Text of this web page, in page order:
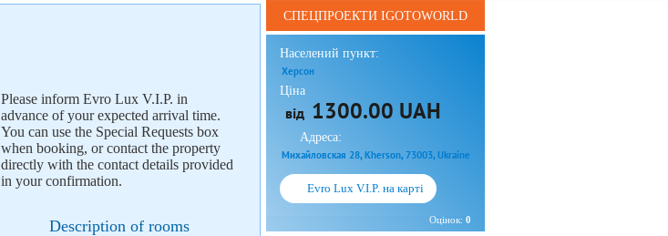
Please inform Evro Lux V.I.P. in
advance of your expected arrival time.
You can use the Special Requests box
when booking, or contact the property
directly with the contact details provided
in your confirmation.
Description of rooms
СПЕЦПРОЕКТИ IGOTOWORLD
Населений пункт:
Херсон
Ціна
від 1300.00 UAH
Адреса:
Михайловская 28, Kherson, 73003, Ukraine
Evro Lux V.I.P. на карті
Оцінок: 0